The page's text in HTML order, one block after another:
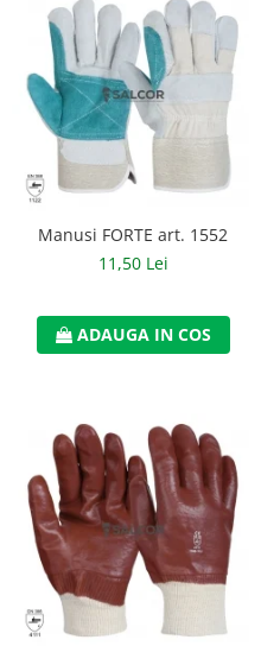
Manusi FORTE art. 1552
11,50 Lei
ADAUGA IN COS